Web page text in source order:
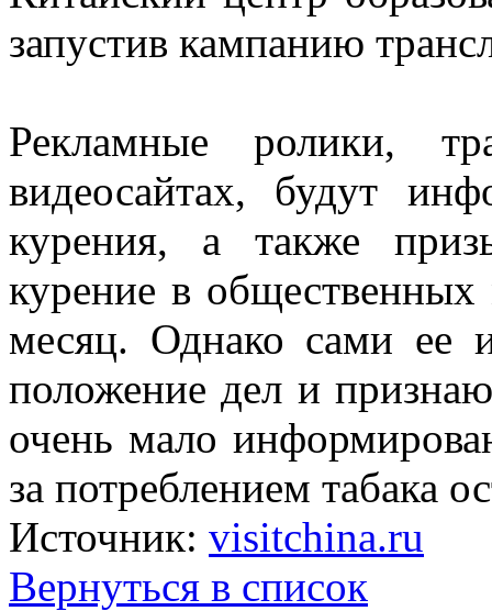
запустив кампанию
Рекламные ролики,
видеосайтах, будут
курения, а также
курение в
месяц. Однако сами ее
положение дел и
очень мало
за потреблением табака
Источник: visitchina.ru
Вернуться в список